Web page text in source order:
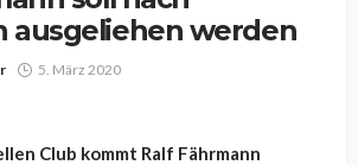
ausgeliehen werden
5. März 2020
Club kommt Ralf Fährmann